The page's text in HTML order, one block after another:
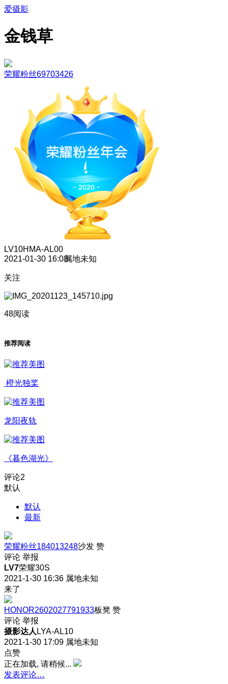
爱摄影
金钱草
荣耀粉丝69703426
LV10HMA-AL00
2021-01-30 16:08属地未知
关注
48阅读
推荐阅读
橙光独桨
龙阳夜轨
《暮色湖光》
评论2
默认
默认
最新
荣耀粉丝184013248沙发 赞
评论 举报
LV7荣耀30S
2021-1-30 16:36 属地未知
来了
HONOR2602027791933板凳 赞
评论 举报
摄影达人 LYA-AL10
2021-1-30 17:09 属地未知
点赞
正在加载, 请稍候...
发表评论…